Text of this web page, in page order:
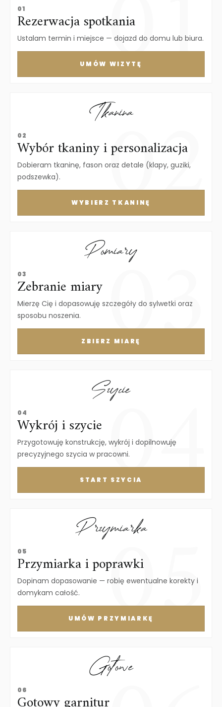
01
Rezerwacja spotkania
Ustalam termin i miejsce — dojazd do domu lub biura.
UMÓW WIZYTĘ
Tkanina
02
Wybór tkaniny i personalizacja
Dobieram tkaninę, fason oraz detale (klapy, guziki,
podszewka).
WYBIERZ TKANINĘ
Pomiary
03
Zebranie miary
Mierzę Cię i dopasowuję szczegóły do sylwetki oraz
sposobu noszenia.
ZBIERZ MIARĘ
Szycie
04
Wykrój i szycie
Przygotowuję konstrukcję, wykrój i dopilnowuję
precyzyjnego szycia w pracowni.
START SZYCIA
Przymiarka
05
Przymiarka i poprawki
Dopinam dopasowanie — robię ewentualne korekty i
domykam całość.
UMÓW PRZYMIARKĘ
Gotowe
06